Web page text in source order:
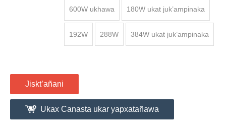
600W ukhawa 180W ukat juk’ampinaka
192W 288W 384W ukat juk’ampinaka
Jiskt’añani
Ukax Canasta ukar yapxatañawa